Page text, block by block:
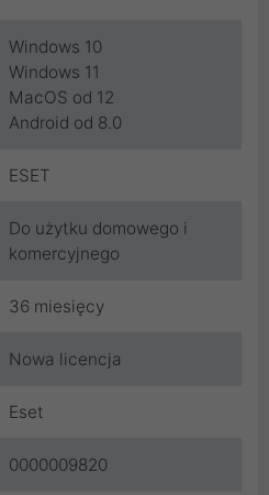
Windows 10
Windows 11
MacOS od 12
Android od 8.0
ESET
Do użytku domowego i
komercyjnego
36 miesięcy
Nowa licencja
Eset
0000009820